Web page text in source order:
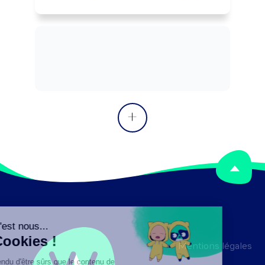
Peut cordonner une équipe.
Mentions légales